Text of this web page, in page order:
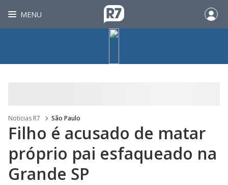
MENU
Noticias R7 São Paulo
Filho é acusado de matar
próprio pai esfaqueado na
Grande SP